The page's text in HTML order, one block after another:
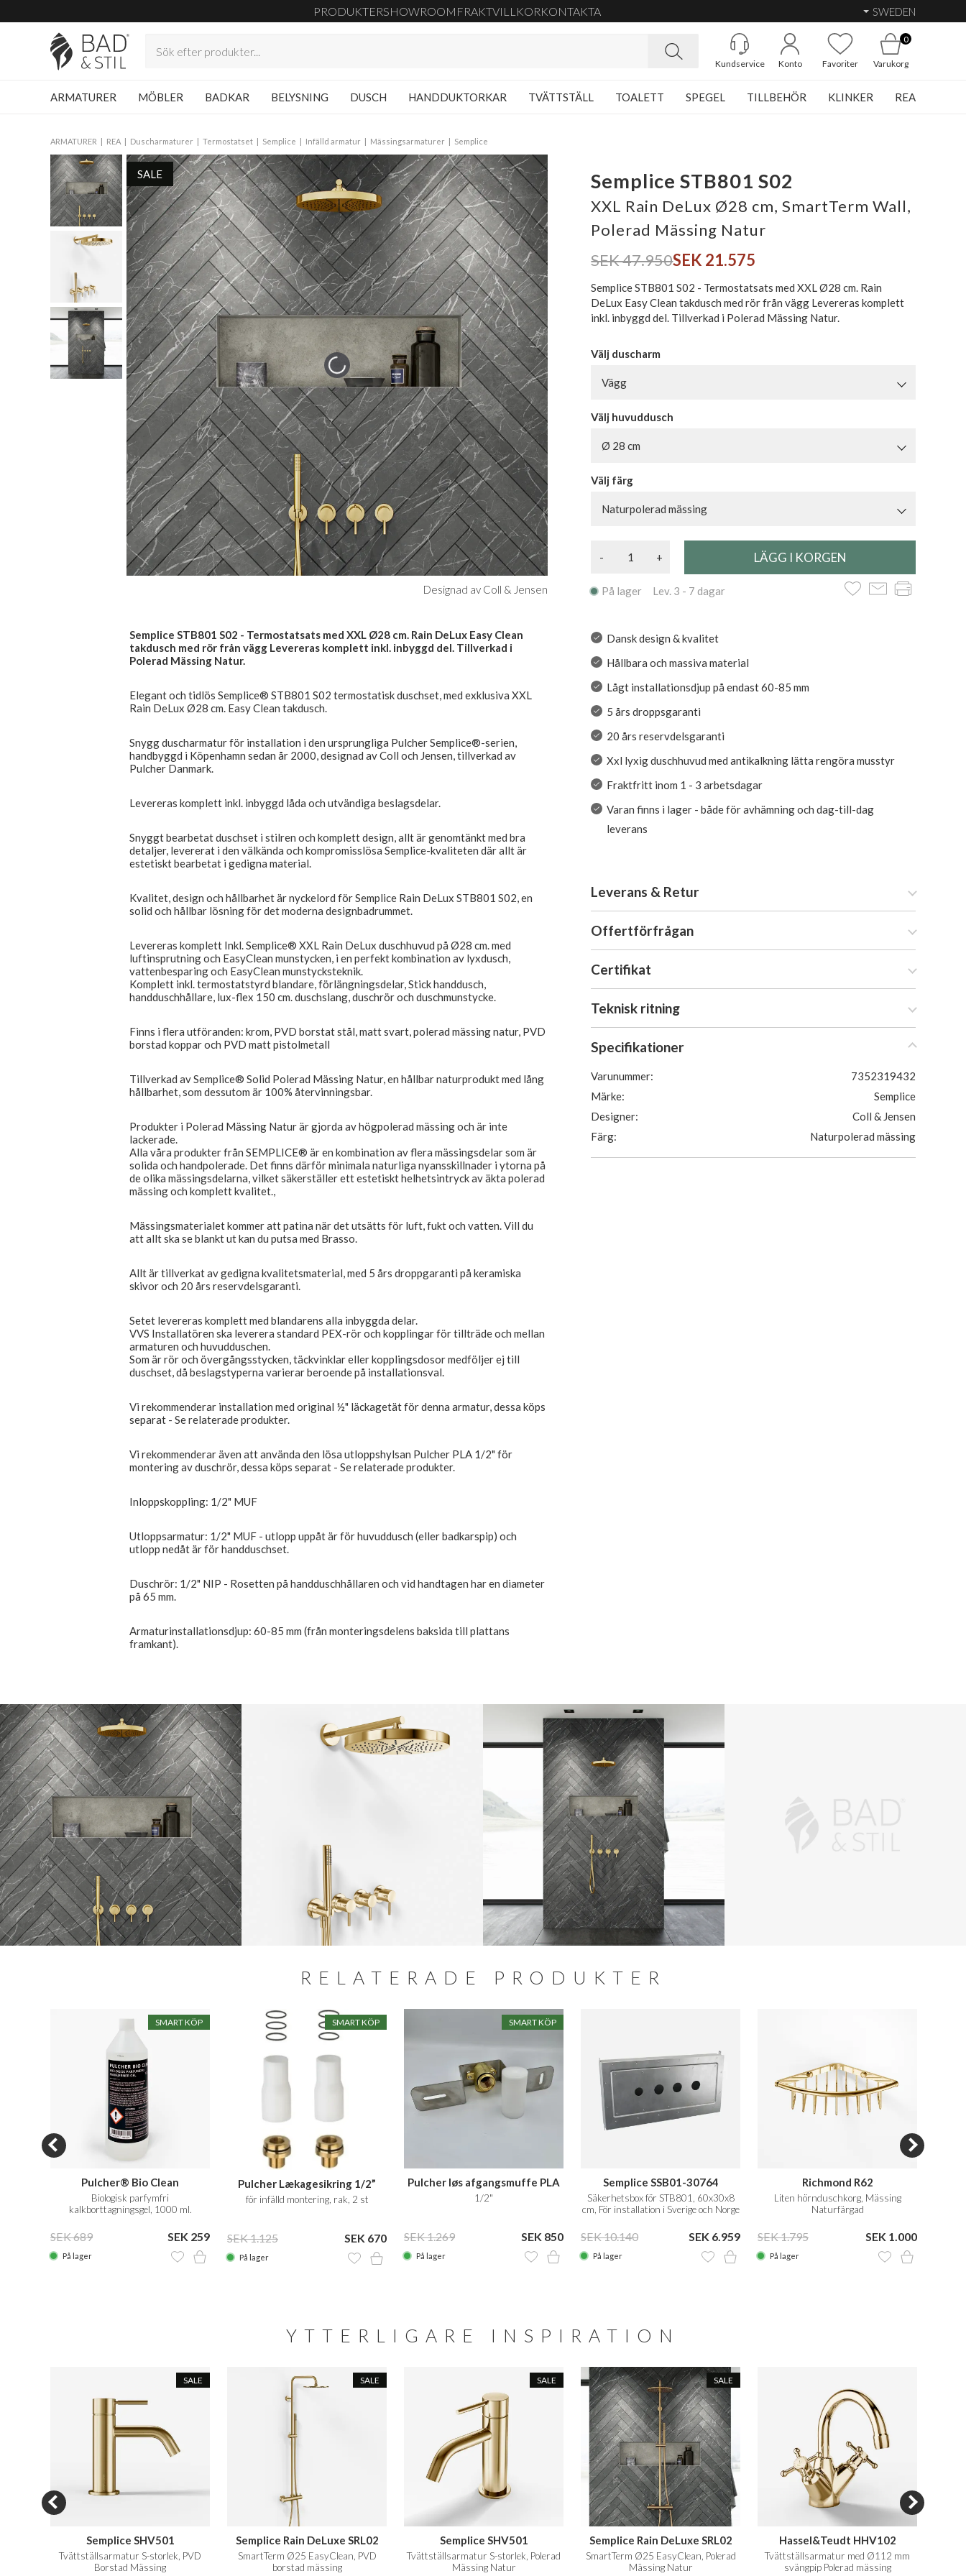
PRODUKTERSHOWROOM FRAKTVILLKORKONTAKTA SWEDEN
Kundservice Konto Favoriter
0
Varukorg
ARMATURER MÖBLER BADKAR BELYSNING DUSCH HANDDUKTORKAR TVÄTTSTÄLL TOALETT SPEGEL TILLBEHÖR KLINKER REA
ARMATURER REA Duscharmaturer Termostatset Semplice Infälld armatur Mässingsarmaturer Semplice
SALE
Designad av Coll & Jensen
Semplice STB801 S02 - Termostatsats med XXL Ø28 cm. Rain DeLux Easy Clean
takdusch med rör från vägg Levereras komplett inkl. inbyggd del. Tillverkad i
Polerad Mässing Natur.
Elegant och tidlös Semplice® STB801 S02 termostatisk duschset, med exklusiva XXL
Rain DeLux Ø28 cm. Easy Clean takdusch.
Snygg duscharmatur för installation i den ursprungliga Pulcher Semplice®-serien,
handbyggd i Köpenhamn sedan år 2000, designad av Coll och Jensen, tillverkad av
Pulcher Danmark.
Levereras komplett inkl. inbyggd låda och utvändiga beslagsdelar.
Snyggt bearbetat duschset i stilren och komplett design, allt är genomtänkt med bra
detaljer, levererat i den välkända och kompromisslösa Semplice-kvaliteten där allt är
estetiskt bearbetat i gedigna material.
Kvalitet, design och hållbarhet är nyckelord för Semplice Rain DeLux STB801 S02, en
solid och hållbar lösning för det moderna designbadrummet.
Levereras komplett Inkl. Semplice® XXL Rain DeLux duschhuvud på Ø28 cm. med
luftinsprutning och EasyClean munstycken, i en perfekt kombination av lyxdusch,
vattenbesparing och EasyClean munstycksteknik.
Komplett inkl. termostatstyrd blandare, förlängningsdelar, Stick handdusch,
handduschhållare, lux-flex 150 cm. duschslang, duschrör och duschmunstycke.
Finns i flera utföranden: krom, PVD borstat stål, matt svart, polerad mässing natur, PVD
borstad koppar och PVD matt pistolmetall
Tillverkad av Semplice® Solid Polerad Mässing Natur, en hållbar naturprodukt med lång
hållbarhet, som dessutom är 100% återvinningsbar.
Produkter i Polerad Mässing Natur är gjorda av högpolerad mässing och är inte
lackerade.
Alla våra produkter från SEMPLICE® är en kombination av flera mässingsdelar som är
solida och handpolerade. Det finns därför minimala naturliga nyansskillnader i ytorna på
de olika mässingsdelarna, vilket säkerställer ett estetiskt helhetsintryck av äkta polerad
mässing och komplett kvalitet.,
Mässingsmaterialet kommer att patina när det utsätts för luft, fukt och vatten. Vill du
att allt ska se blankt ut kan du putsa med Brasso.
Allt är tillverkat av gedigna kvalitetsmaterial, med 5 års droppgaranti på keramiska
skivor och 20 års reservdelsgaranti.
Setet levereras komplett med blandarens alla inbyggda delar.
VVS Installatören ska leverera standard PEX-rör och kopplingar för tillträde och mellan
armaturen och huvudduschen.
Som är rör och övergångsstycken, täckvinklar eller kopplingsdosor medföljer ej till
duschset, då beslagstyperna varierar beroende på installationsval.
Vi rekommenderar installation med original ½" läckagetät för denna armatur, dessa köps
separat - Se relaterade produkter.
Vi rekommenderar även att använda den lösa utloppshylsan Pulcher PLA 1/2" för
montering av duschrör, dessa köps separat - Se relaterade produkter.
Inloppskoppling: 1/2" MUF
Utloppsarmatur: 1/2" MUF - utlopp uppåt är för huvuddusch (eller badkarspip) och
utlopp nedåt är för handduschset.
Duschrör: 1/2" NIP - Rosetten på handduschhållaren och vid handtagen har en diameter
på 65 mm.
Armaturinstallationsdjup: 60-85 mm (från monteringsdelens baksida till plattans
framkant).
Semplice STB801 S02
XXL Rain DeLux Ø28 cm, SmartTerm Wall,
Polerad Mässing Natur
SEK 47.950SEK 21.575
Semplice STB801 S02 - Termostatsats med XXL Ø28 cm. Rain
DeLux Easy Clean takdusch med rör från vägg Levereras komplett
inkl. inbyggd del. Tillverkad i Polerad Mässing Natur.
Välj duscharm
Vägg
Välj huvuddusch
Ø 28 cm
Välj färg
Naturpolerad mässing
- +
På lager Lev. 3 - 7 dagar
Dansk design & kvalitet
Hållbara och massiva material
Lågt installationsdjup på endast 60-85 mm
5 års droppsgaranti
20 års reservdelsgaranti
Xxl lyxig duschhuvud med antikalkning lätta rengöra musstyr
Fraktfritt inom 1 - 3 arbetsdagar
Varan finns i lager - både för avhämning och dag-till-dag
leverans
Leverans & Retur
Offertförfrågan
Certifikat
Teknisk ritning
Specifikationer
Varunummer:
7352319432
Märke:
Semplice
Designer:
Coll & Jensen
Färg:
Naturpolerad mässing
RELATERADE PRODUKTER
SMART KÖP
Pulcher® Bio Clean
Biologisk parfymfri
kalkborttagningsgel, 1000 ml.
SEK 689 SEK 259
På lager
SMART KÖP
Pulcher Lækagesikring 1/2”
för infälld montering, rak, 2 st
SEK 1.125 SEK 670
På lager
SMART KÖP
Pulcher løs afgangsmuffe PLA
1/2"
SEK 1.269 SEK 850
På lager
Semplice SSB01-30764
Säkerhetsbox för STB801, 60x30x8
cm, För installation i Sverige och Norge
SEK 10.140 SEK 6.959
På lager
Richmond R62
Liten hörnduschkorg, Mässing
Naturfärgad
SEK 1.795 SEK 1.000
På lager
YTTERLIGARE INSPIRATION
SALE
Semplice SHV501
Tvättställsarmatur S-storlek, PVD
Borstad Mässing
SALE
Semplice Rain DeLuxe SRL02
SmartTerm Ø25 EasyClean, PVD
borstad mässing
SALE
Semplice SHV501
Tvättställsarmatur S-storlek, Polerad
Mässing Natur
SALE
Semplice Rain DeLuxe SRL02
SmartTerm Ø25 EasyClean, Polerad
Mässing Natur
Hassel&Teudt HHV102
Tvättställsarmatur med Ø112 mm
svängpip Polerad mässing